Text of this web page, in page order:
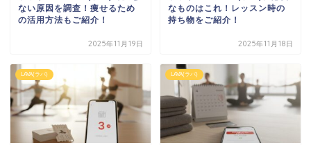
ない原因を調査！痩せるため
の活用方法もご紹介！
2025年11月19日
なものはこれ！レッスン時の
持ち物をご紹介！
2025年11月18日
LAVA(ラバ) LAVA(ラバ)